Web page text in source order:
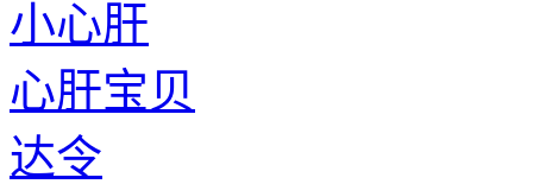
小心肝
心肝宝贝
达令